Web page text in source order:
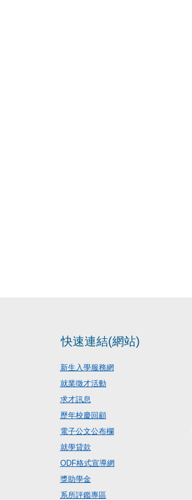
快速連結(網站)
新生入學服務網
就業徵才活動
求才訊息
歷年校慶回顧
電子公文公布欄
就學貸款
ODF格式宣導網
獎助學金
系所評鑑專區